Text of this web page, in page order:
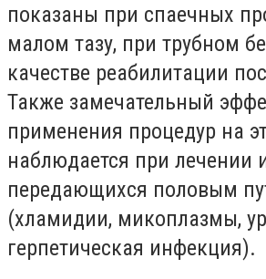
показаны при спаечных
малом тазу, при трубном
качестве реабилитации
Также замечательный
применения процедур на
наблюдается при лечении
передающихся половым
(хламидии, микоплазмы,
герпетическая инфекция).